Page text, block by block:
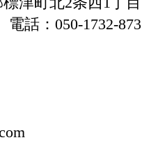
話：050-1732-